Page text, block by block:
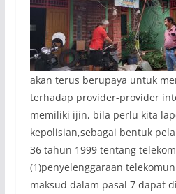
akan terus berupaya untuk
terhadap provider-provider
memiliki ijin, bila perlu kita
kepolisian,sebagai bentuk
36 tahun 1999 tentang
(1)penyelenggaraan
maksud dalam pasal 7 dapat